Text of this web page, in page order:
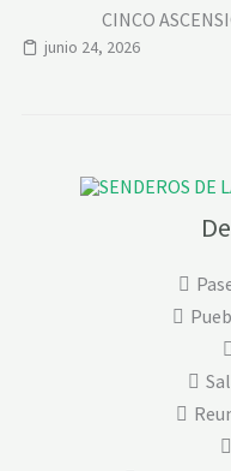
CINCO
junio 24, 2026